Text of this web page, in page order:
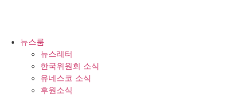
뉴스룸
뉴스레터
한국위원회 소식
유네스코 소식
후원소식